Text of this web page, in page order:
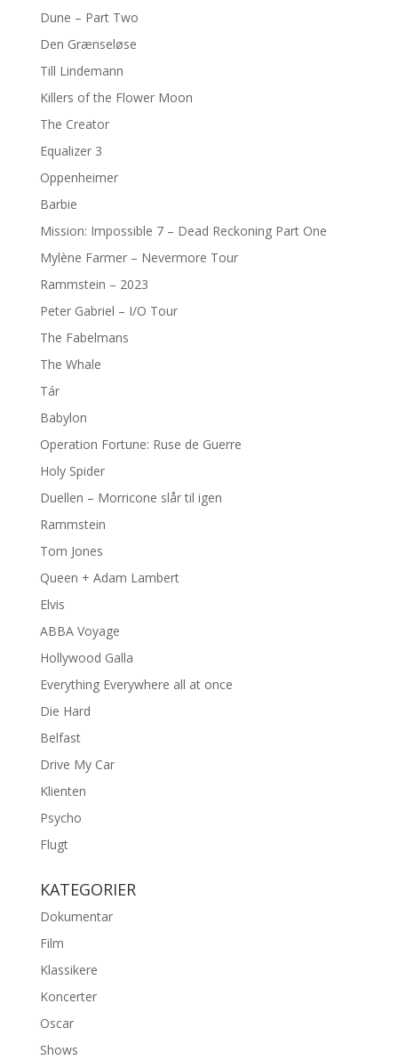
Dune – Part Two
Den Grænseløse
Till Lindemann
Killers of the Flower Moon
The Creator
Equalizer 3
Oppenheimer
Barbie
Mission: Impossible 7 – Dead Reckoning Part One
Mylène Farmer – Nevermore Tour
Rammstein – 2023
Peter Gabriel – I/O Tour
The Fabelmans
The Whale
Tár
Babylon
Operation Fortune: Ruse de Guerre
Holy Spider
Duellen – Morricone slår til igen
Rammstein
Tom Jones
Queen + Adam Lambert
Elvis
ABBA Voyage
Hollywood Galla
Everything Everywhere all at once
Die Hard
Belfast
Drive My Car
Klienten
Psycho
Flugt
KATEGORIER
Dokumentar
Film
Klassikere
Koncerter
Oscar
Shows